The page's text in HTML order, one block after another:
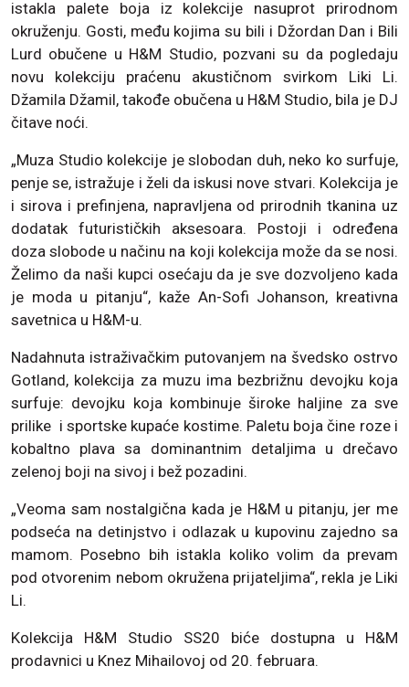
istakla palete boja iz kolekcije nasuprot prirodnom
okruženju. Gosti, među kojima su bili i Džordan Dan i Bili
Lurd obučene u H&M Studio, pozvani su da pogledaju
novu kolekciju praćenu akustičnom svirkom Liki Li.
Džamila Džamil, takođe obučena u H&M Studio, bila je DJ
čitave noći.
„Muza Studio kolekcije je slobodan duh, neko ko surfuje,
penje se, istražuje i želi da iskusi nove stvari. Kolekcija je
i sirova i prefinjena, napravljena od prirodnih tkanina uz
dodatak futurističkih aksesoara. Postoji i određena
doza slobode u načinu na koji kolekcija može da se nosi.
Želimo da naši kupci osećaju da je sve dozvoljeno kada
je moda u pitanju“, kaže An-Sofi Johanson, kreativna
savetnica u H&M-u.
Nadahnuta istraživačkim putovanjem na švedsko ostrvo
Gotland, kolekcija za muzu ima bezbrižnu devojku koja
surfuje: devojku koja kombinuje široke haljine za sve
prilike i sportske kupaće kostime. Paletu boja čine roze i
kobaltno plava sa dominantnim detaljima u drečavo
zelenoj boji na sivoj i bež pozadini.
„Veoma sam nostalgična kada je H&M u pitanju, jer me
podseća na detinjstvo i odlazak u kupovinu zajedno sa
mamom. Posebno bih istakla koliko volim da prevam
pod otvorenim nebom okružena prijateljima“, rekla je Liki
Li.
Kolekcija H&M Studio SS20 biće dostupna u H&M
prodavnici u Knez Mihailovoj od 20. februara.